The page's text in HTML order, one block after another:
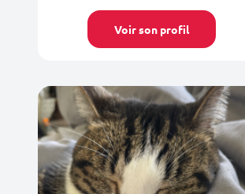
Voir son profil